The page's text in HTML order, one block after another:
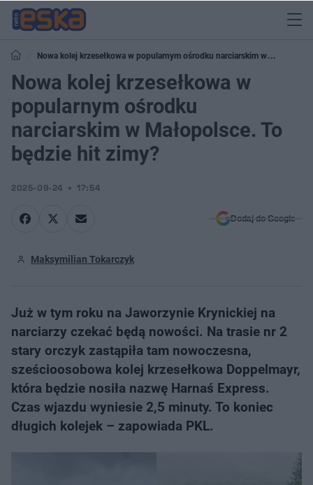
Nowa kolej krzesełkowa w popularnym ośrodku narciarskim w
Małopolsce. To będzie hit zimy?
Nowa kolej krzesełkowa w
popularnym ośrodku
narciarskim w Małopolsce. To
będzie hit zimy?
2025-09-24 17:54
Dodaj do Google
Maksymilian Tokarczyk
Już w tym roku na Jaworzynie Krynickiej na
narciarzy czekać będą nowości. Na trasie nr 2
stary orczyk zastąpiła tam nowoczesna,
sześcioosobowa kolej krzesełkowa Doppelmayr,
która będzie nosiła nazwę Harnaś Express.
Czas wjazdu wyniesie 2,5 minuty. To koniec
długich kolejek – zapowiada PKL.